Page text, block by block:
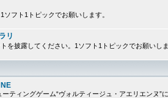
ソフト1トピックでお願いします。
リ
を披露してください。1ソフト1トピックでお願いし
ーティングゲーム“ヴォルティージュ・アエリエンヌ”